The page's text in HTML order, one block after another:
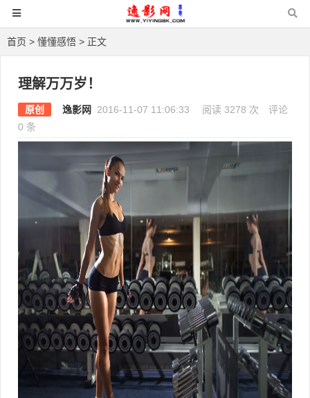
首页 > 懂懂感悟 > 正文
理解万万岁！
原创 逸影网 2016-11-07 11:06:33 阅读 3278 次
评论
0 条